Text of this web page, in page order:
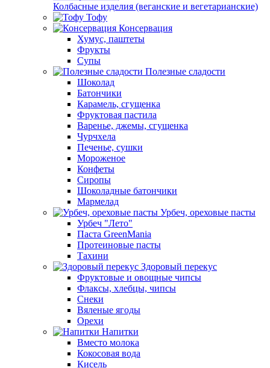
Колбасные изделия (веганские и вегетарианские)
Тофу
Консервация
Хумус, паштеты
Фрукты
Супы
Полезные сладости
Шоколад
Батончики
Карамель, сгущенка
Фруктовая пастила
Варенье, джемы, сгущенка
Чурчхела
Печенье, сушки
Мороженое
Конфеты
Сиропы
Шоколадные батончики
Мармелад
Урбеч, ореховые пасты
Урбеч "Лето"
Паста GreenMania
Протеиновые пасты
Тахини
Здоровый перекус
Фруктовые и овощные чипсы
Флаксы, хлебцы, чипсы
Снеки
Вяленые ягоды
Орехи
Напитки
Вместо молока
Кокосовая вода
Кисель